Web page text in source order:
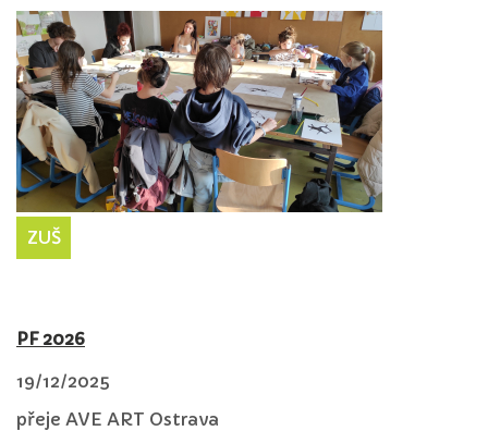
ZUŠ
PF 2026
19/12/2025
přeje AVE ART Ostrava